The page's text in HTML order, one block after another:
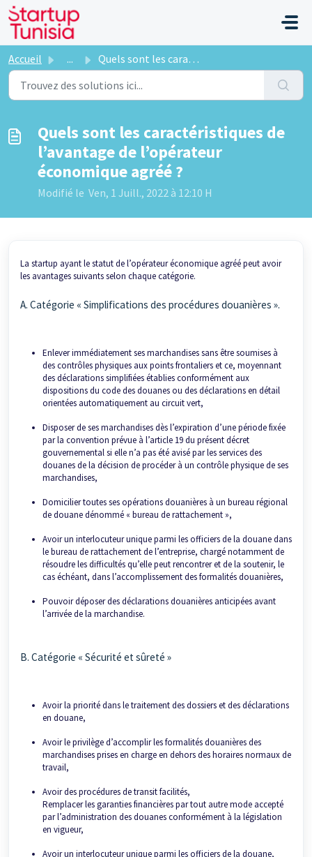
Passer au contenu principal
Accueil ... Quels sont les caractéristiques de l’avantage de l’opérat...
Quels sont les caractéristiques de
l’avantage de l’opérateur
économique agréé ?
Modifié le Ven, 1 Juill., 2022 à 12:10 H
La startup ayant le statut de l’opérateur économique agréé peut avoir
les avantages suivants selon chaque catégorie.
A. Catégorie « Simplifications des procédures douanières ».
Enlever immédiatement ses marchandises sans être soumises à
des contrôles physiques aux points frontaliers et ce, moyennant
des déclarations simplifiées établies conformément aux
dispositions du code des douanes ou des déclarations en détail
orientées automatiquement au circuit vert,
Disposer de ses marchandises dès l’expiration d’une période fixée
par la convention prévue à l’article 19 du présent décret
gouvernemental si elle n’a pas été avisé par les services des
douanes de la décision de procéder à un contrôle physique de ses
marchandises,
Domicilier toutes ses opérations douanières à un bureau régional
de douane dénommé « bureau de rattachement »,
Avoir un interlocuteur unique parmi les officiers de la douane dans
le bureau de rattachement de l’entreprise, chargé notamment de
résoudre les difficultés qu’elle peut rencontrer et de la soutenir, le
cas échéant, dans l’accomplissement des formalités douanières,
Pouvoir déposer des déclarations douanières anticipées avant
l’arrivée de la marchandise.
B. Catégorie « Sécurité et sûreté »
Avoir la priorité dans le traitement des dossiers et des déclarations
en douane,
Avoir le privilège d’accomplir les formalités douanières des
marchandises prises en charge en dehors des horaires normaux de
travail,
Avoir des procédures de transit facilités,
Remplacer les garanties financières par tout autre mode accepté
par l’administration des douanes conformément à la législation
en vigueur,
Avoir un interlocuteur unique parmi les officiers de la douane,